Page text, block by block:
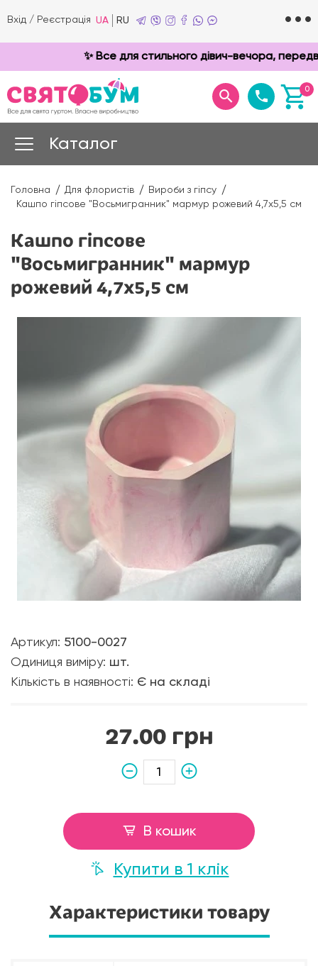
Вхід / Реєстрація UA RU
✨ Все для стильного дівич-вечора,
0
Каталог
Головна Для флористів
Вироби з гіпсу
Кашпо гіпсове "Восьмигранник" мармур рожевий 4,7х5,5 см
Кашпо гіпсове
"Восьмигранник" мармур
рожевий 4,7х5,5 см
Артикул: 5100-0027
Одиниця виміру: шт.
Кількість в наявності: Є на складі
27.00 грн
В кошик
Купити в 1 клік
Характеристики товару